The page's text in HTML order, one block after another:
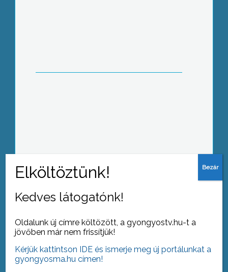
Felszállt a füst: botrányos koncesszió
Kedves látogatónk!
Oldalunk új címre költözött, a gyongyostv.hu-t a
jövőben már nem frissítjük!
Kérjük kattintson IDE és ismerje meg új portálunkat a
gyongyosma.hu címen!